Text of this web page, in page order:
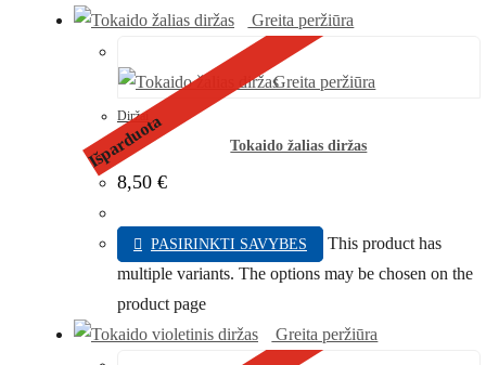
Greita peržiūra
Išparduota
Greita peržiūra
Diržai
Tokaido žalias diržas
8,50 €
PASIRINKTI SAVYBES
This product has
multiple variants. The options may be chosen on the
product page
Greita peržiūra